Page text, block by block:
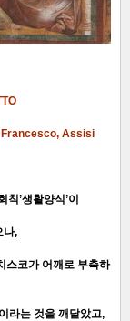
Francesco, Assisi
’생활양식’이
나,
스코가 어깨로 부축하
라는 것을 깨달았고,